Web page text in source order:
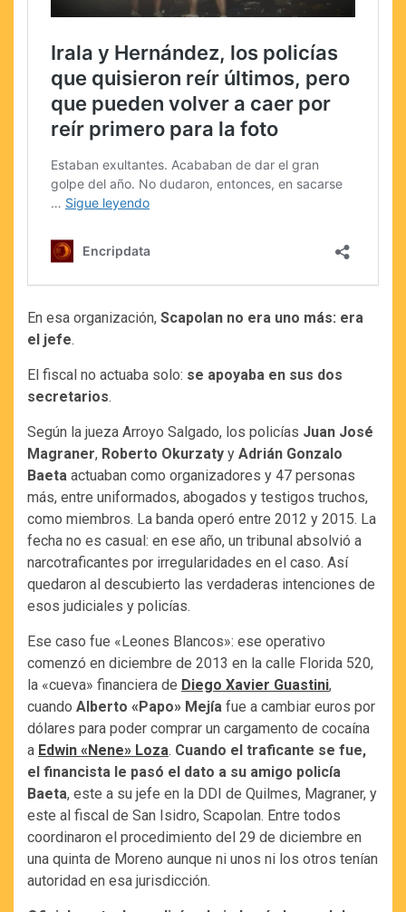
En esa organización, Scapolan no era uno más: era
el jefe.
El fiscal no actuaba solo: se apoyaba en sus dos
secretarios.
Según la jueza Arroyo Salgado, los policías Juan José
Magraner, Roberto Okurzaty y Adrián Gonzalo
Baeta actuaban como organizadores y 47 personas
más, entre uniformados, abogados y testigos truchos,
como miembros. La banda operó entre 2012 y 2015. La
fecha no es casual: en ese año, un tribunal absolvió a
narcotraficantes por irregularidades en el caso. Así
quedaron al descubierto las verdaderas intenciones de
esos judiciales y policías.
Ese caso fue «Leones Blancos»: ese operativo
comenzó en diciembre de 2013 en la calle Florida 520,
la «cueva» financiera de Diego Xavier Guastini,
cuando Alberto «Papo» Mejía fue a cambiar euros por
dólares para poder comprar un cargamento de cocaína
a Edwin «Nene» Loza. Cuando el traficante se fue,
el financista le pasó el dato a su amigo policía
Baeta, este a su jefe en la DDI de Quilmes, Magraner, y
este al fiscal de San Isidro, Scapolan. Entre todos
coordinaron el procedimiento del 29 de diciembre en
una quinta de Moreno aunque ni unos ni los otros tenían
autoridad en esa jurisdicción.